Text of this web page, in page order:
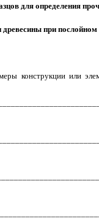
для определения
древесины при
конструкции или